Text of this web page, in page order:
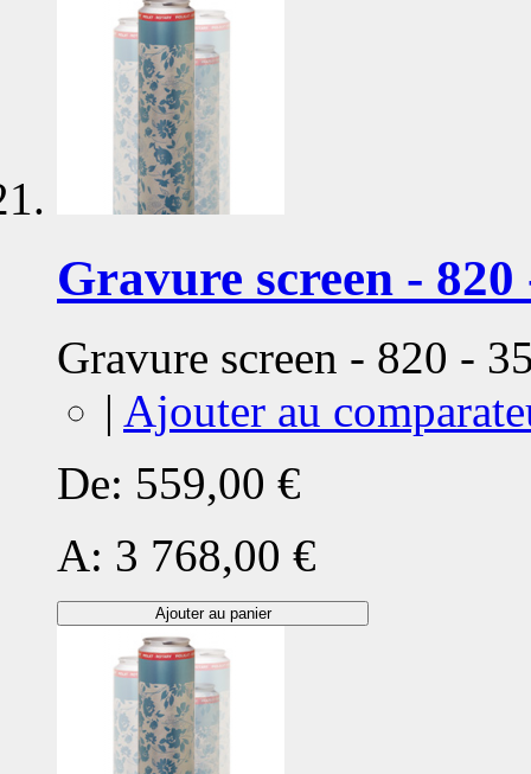
Gravure screen - 820
Gravure screen - 820 -
| Ajouter au
De: 559,00 €
A: 3 768,00 €
Ajouter au panier